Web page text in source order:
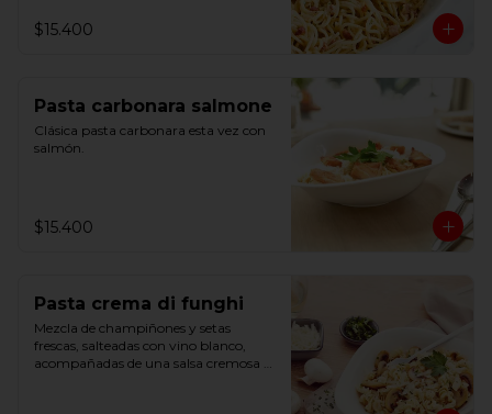
$15.400
Pasta carbonara salmone
Clásica pasta carbonara esta vez con
salmón.
$15.400
Pasta crema di funghi
Mezcla de champiñones y setas
frescas, salteadas con vino blanco,
acompañadas de una salsa cremosa y